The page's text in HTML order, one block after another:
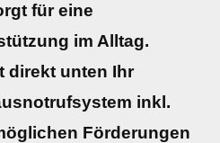
für eine
im Alltag.
direkt unten Ihr
inkl.
Förderungen